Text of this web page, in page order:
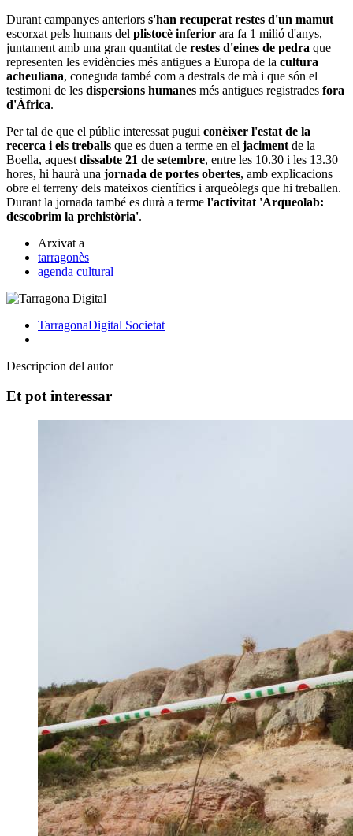
Durant campanyes anteriors s'han recuperat restes d'un mamut
escorxat pels humans del plistocè inferior ara fa 1 milió d'anys,
juntament amb una gran quantitat de restes d'eines de pedra que
representen les evidències més antigues a Europa de la cultura
acheuliana, coneguda també com a destrals de mà i que són el
testimoni de les dispersions humanes més antigues registrades fora
d'Àfrica.
Per tal de que el públic interessat pugui conèixer l'estat de la
recerca i els treballs que es duen a terme en el jaciment de la
Boella, aquest dissabte 21 de setembre, entre les 10.30 i les 13.30
hores, hi haurà una jornada de portes obertes, amb explicacions
obre el terreny dels mateixos científics i arqueòlegs que hi treballen.
Durant la jornada també es durà a terme l'activitat 'Arqueolab:
descobrim la prehistòria'.
Arxivat a
tarragonès
agenda cultural
TarragonaDigital Societat
Descripcion del autor
Et pot interessar